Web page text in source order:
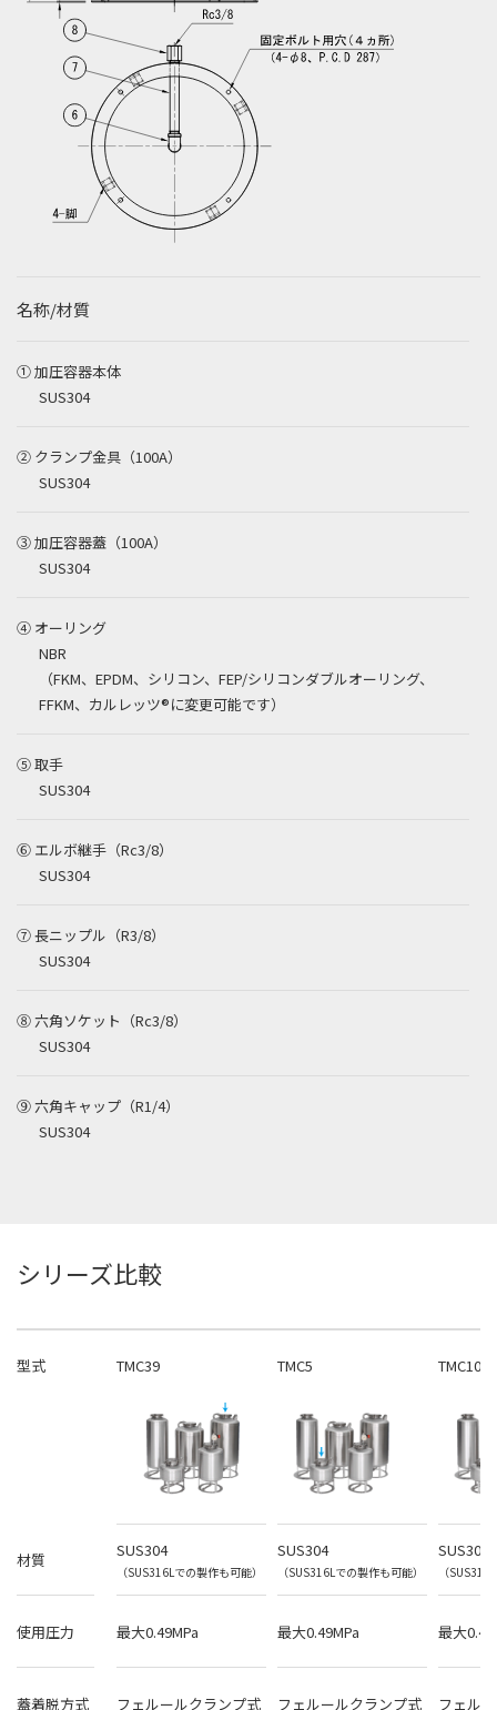
名称/材質
① 加圧容器本体
SUS304
② クランプ金具（100A）
SUS304
③ 加圧容器蓋（100A）
SUS304
④ オーリング
NBR
（FKM、EPDM、シリコン、FEP/シリコンダブルオーリング、
FFKM、カルレッツ®に変更可能です）
⑤ 取手
SUS304
⑥ エルボ継手（Rc3/8）
SUS304
⑦ 長ニップル（R3/8）
SUS304
⑧ 六角ソケット（Rc3/8）
SUS304
⑨ 六角キャップ（R1/4）
SUS304
シリーズ比較
型式 TMC39 TMC5 TMC10
材質 SUS304
（SUS316Lでの製作も可能）
SUS304
（SUS316Lでの製作も可能）
SUS304
（
使用圧力 最大0.49MPa 最大0.49MPa 最大
蓋着脱方式 フェルールクランプ式 フェルールクランプ式 フェル